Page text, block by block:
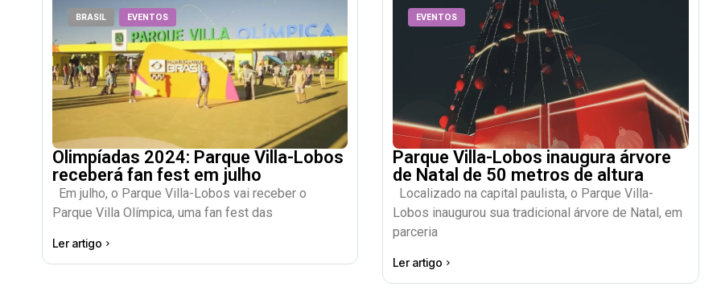
BRASIL EVENTOS
Olimpíadas 2024: Parque Villa-Lobos
receberá fan fest em julho
Em julho, o Parque Villa-Lobos vai receber o
Parque Villa Olímpica, uma fan fest das
Ler artigo
EVENTOS
Parque Villa-Lobos inaugura árvore
de Natal de 50 metros de altura
Localizado na capital paulista, o Parque Villa-
Lobos inaugurou sua tradicional árvore de Natal, em
parceria
Ler artigo